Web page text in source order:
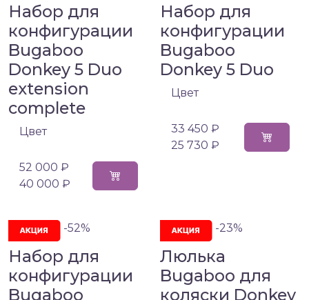
Набор для
конфигурации
Bugaboo
Donkey 5 Duo
extension
complete
Цвет
52 000 ₽
40 000 ₽
Набор для
конфигурации
Bugaboo
Donkey 5 Duo
Цвет
33 450 ₽
25 730 ₽
-52%
Набор для
конфигурации
Bugaboo
-23%
Люлька
Bugaboo для
коляски Donkey